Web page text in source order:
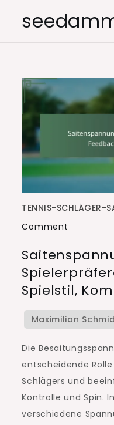
TENNIS-SCHLÄGER-
Comment
und
Feedback,
Spielstil,
Komfort
Spielstil,
Die
entscheidende
Schlägers und
Kontrolle und Spin.
verschiedene